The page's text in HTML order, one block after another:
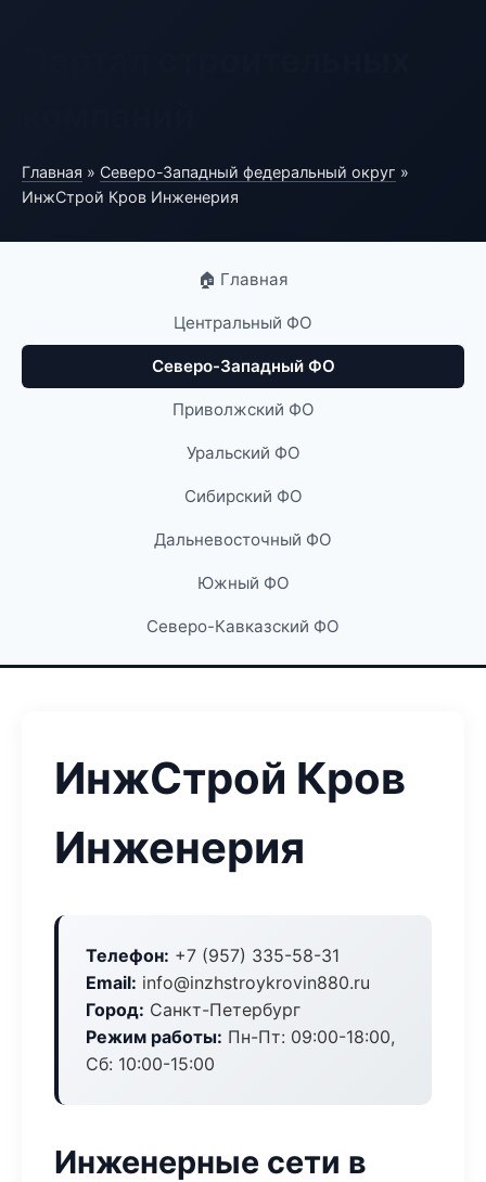
Главная » Северо-Западный федеральный округ »
ИнжСтрой Кров Инженерия
🏠 Главная
Центральный ФО
Северо-Западный ФО
Приволжский ФО
Уральский ФО
Сибирский ФО
Дальневосточный ФО
Южный ФО
Северо-Кавказский ФО
ИнжСтрой Кров
Инженерия
Телефон: +7 (957) 335-58-31
Email: info@inzhstroykrovin880.ru
Город: Санкт-Петербург
Режим работы: Пн-Пт: 09:00-18:00,
Сб: 10:00-15:00
Инженерные сети в